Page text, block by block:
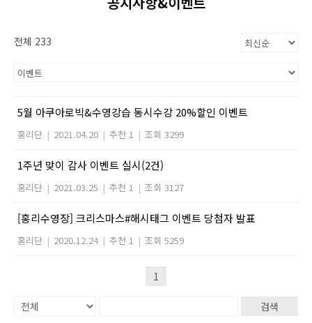
전체 233
5월 아쿠아로빅&수영강습 동시수강 20%할인 이벤트
홍리단 | 2021.04.20 | 추천 1 | 조회 3299
1주년 맞이 감사 이벤트 실시(2건)
홍리단 | 2021.03.25 | 추천 1 | 조회 3127
[홍리수영장] 크리스마스#해시태그 이벤트 당첨자 발표
홍리단 | 2020.12.24 | 추천 1 | 조회 5259
1
검색